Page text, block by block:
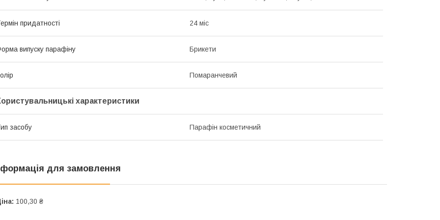
придатності 24 міс
випуску парафіну Брикети
Помаранчевий
характеристики
засобу Парафін косметичний
для замовлення
100,30 ₴